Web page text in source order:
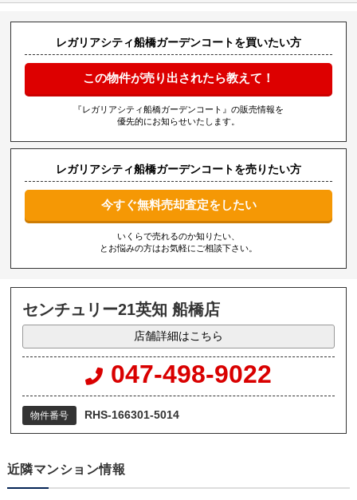
レガリアシティ船橋ガーデンコートを買いたい方
この物件が売り出されたら教えて！
『レガリアシティ船橋ガーデンコート』の販売情報を
優先的にお知らせいたします。
レガリアシティ船橋ガーデンコートを売りたい方
今すぐ無料売却査定をしたい
いくらで売れるのか知りたい、
とお悩みの方はお気軽にご相談下さい。
センチュリー21英知 船橋店
店舗詳細はこちら
047-498-9022
物件番号 RHS-166301-5014
近隣マンション情報